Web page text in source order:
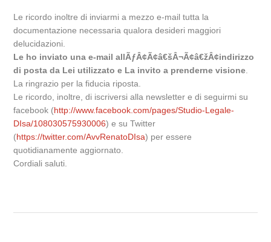
Le ricordo inoltre di inviarmi a mezzo e-mail tutta la
documentazione necessaria qualora desideri maggiori
delucidazioni.
Le ho inviato una e-mail allÃƒÂ¢Ã¢â€šÂ¬Ã¢â€žÂ¢indirizzo
di posta da Lei utilizzato e La invito a prenderne visione
La ringrazio per la fiducia riposta.
Le ricordo, inoltre, di iscriversi alla newsletter e di seguirmi su
facebook (http://www.facebook.com/pages/Studio-Legale-
DIsa/108030575930006) e su Twitter
(https://twitter.com/AvvRenatoDIsa) per essere
quotidianamente aggiornato.
Cordiali saluti.